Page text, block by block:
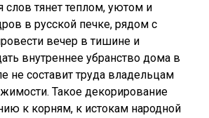
слов тянет теплом, уютом и
в русской печке, рядом с
вечер в тишине и
внутреннее убранство дома в
не составит труда владельцам
Такое декорирование
к корням, к истокам народной